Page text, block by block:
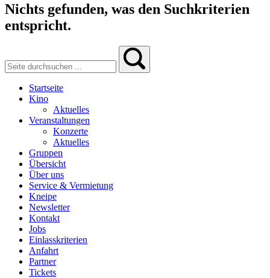
Nichts gefunden, was den Suchkriterien
entspricht.
Startseite
Kino
Aktuelles
Veranstaltungen
Konzerte
Aktuelles
Gruppen
Übersicht
Über uns
Service & Vermietung
Kneipe
Newsletter
Kontakt
Jobs
Einlasskriterien
Anfahrt
Partner
Tickets